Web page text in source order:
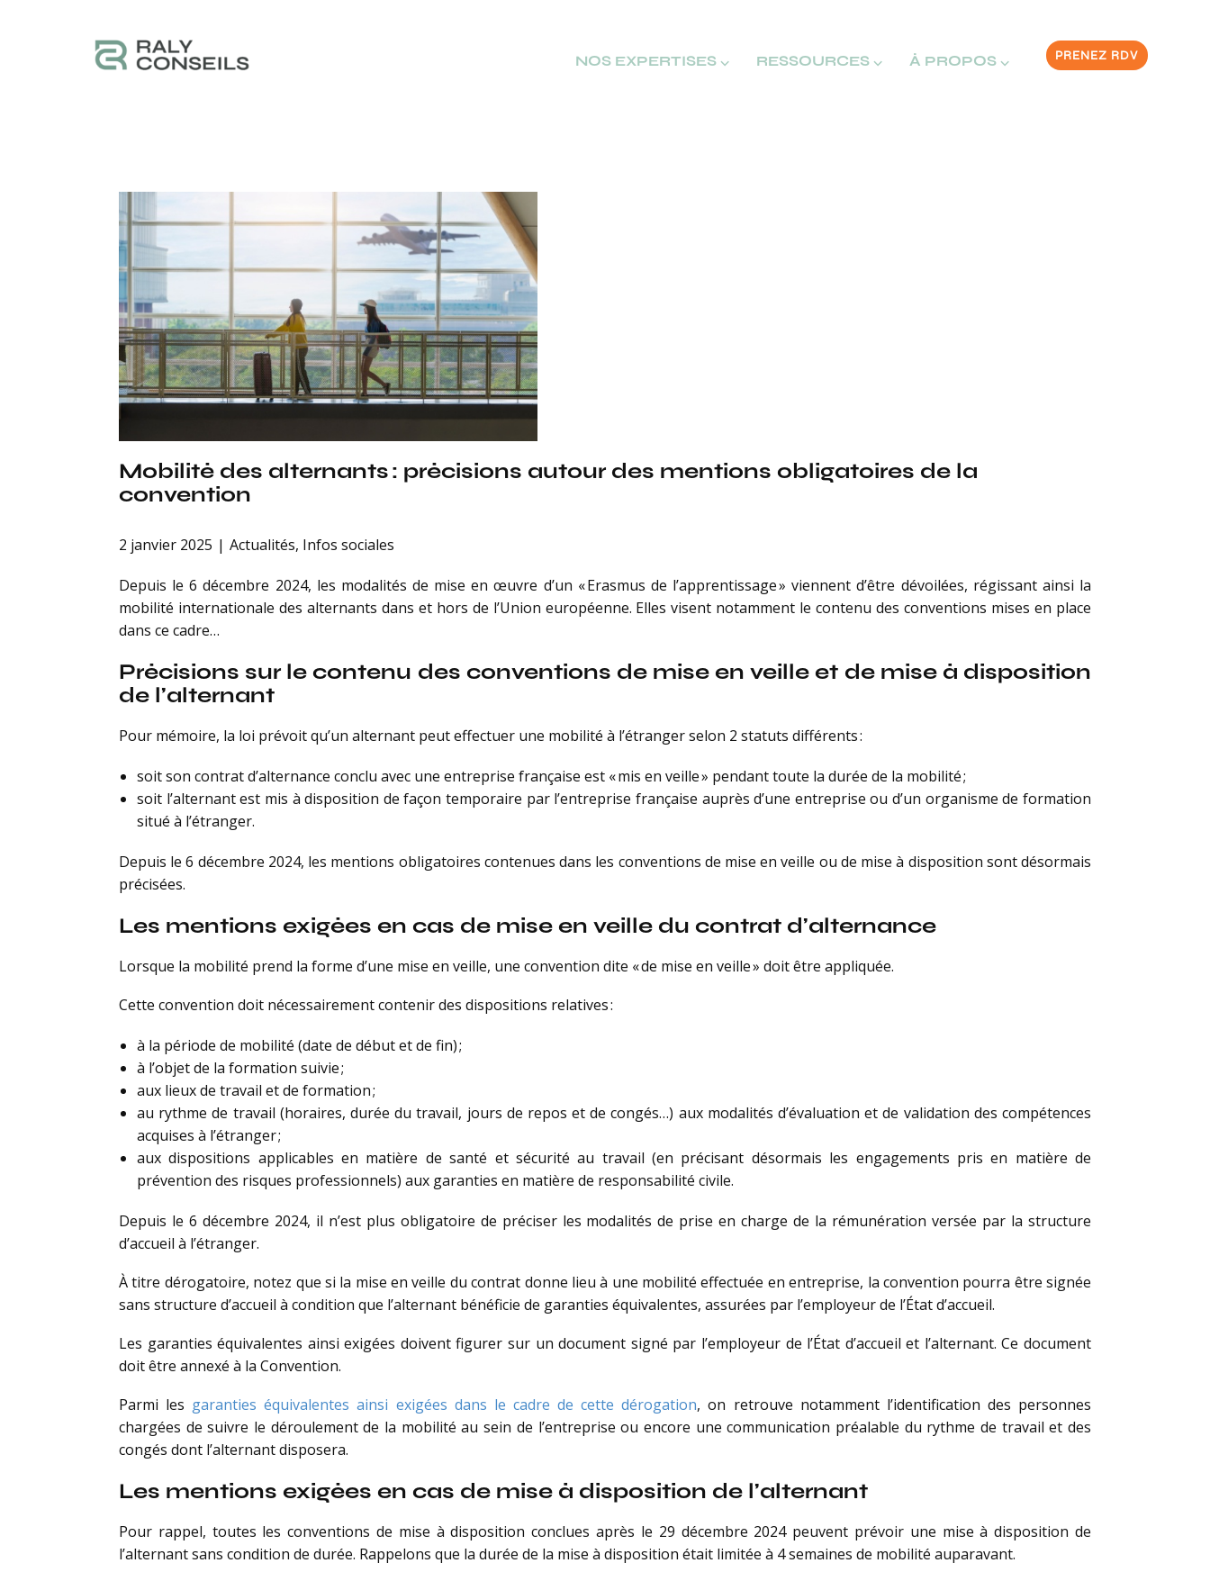
PRENEZ RDV
NOS EXPERTISES ⌵ RESSOURCES ⌵ À PROPOS ⌵
Mobilité des alternants : précisions autour des mentions obligatoires de la
convention
2 janvier 2025 Actualités, Infos sociales
Depuis le 6 décembre 2024, les modalités de mise en œuvre d’un « Erasmus de l’apprentissage » viennent d’être dévoilées, régissant ainsi la
mobilité internationale des alternants dans et hors de l’Union européenne. Elles visent notamment le contenu des conventions mises en place
dans ce cadre…
Précisions sur le contenu des conventions de mise en veille et de mise à disposition
de l’alternant
Pour mémoire, la loi prévoit qu’un alternant peut effectuer une mobilité à l’étranger selon 2 statuts différents :
soit son contrat d’alternance conclu avec une entreprise française est « mis en veille » pendant toute la durée de la mobilité ;
soit l’alternant est mis à disposition de façon temporaire par l’entreprise française auprès d’une entreprise ou d’un organisme de formation
situé à l’étranger.
Depuis le 6 décembre 2024, les mentions obligatoires contenues dans les conventions de mise en veille ou de mise à disposition sont désormais
précisées.
Les mentions exigées en cas de mise en veille du contrat d’alternance
Lorsque la mobilité prend la forme d’une mise en veille, une convention dite « de mise en veille » doit être appliquée.
Cette convention doit nécessairement contenir des dispositions relatives :
à la période de mobilité (date de début et de fin) ;
à l’objet de la formation suivie ;
aux lieux de travail et de formation ;
au rythme de travail (horaires, durée du travail, jours de repos et de congés…) aux modalités d’évaluation et de validation des compétences
acquises à l’étranger ;
aux dispositions applicables en matière de santé et sécurité au travail (en précisant désormais les engagements pris en matière de
prévention des risques professionnels) aux garanties en matière de responsabilité civile.
Depuis le 6 décembre 2024, il n’est plus obligatoire de préciser les modalités de prise en charge de la rémunération versée par la structure
d’accueil à l’étranger.
À titre dérogatoire, notez que si la mise en veille du contrat donne lieu à une mobilité effectuée en entreprise, la convention pourra être signée
sans structure d’accueil à condition que l’alternant bénéficie de garanties équivalentes, assurées par l’employeur de l’État d’accueil.
Les garanties équivalentes ainsi exigées doivent figurer sur un document signé par l’employeur de l’État d’accueil et l’alternant. Ce document
doit être annexé à la Convention.
Parmi les garanties équivalentes ainsi exigées dans le cadre de cette dérogation, on retrouve notamment l’identification des personnes
chargées de suivre le déroulement de la mobilité au sein de l’entreprise ou encore une communication préalable du rythme de travail et des
congés dont l’alternant disposera.
Les mentions exigées en cas de mise à disposition de l’alternant
Pour rappel, toutes les conventions de mise à disposition conclues après le 29 décembre 2024 peuvent prévoir une mise à disposition de
l’alternant sans condition de durée. Rappelons que la durée de la mise à disposition était limitée à 4 semaines de mobilité auparavant.